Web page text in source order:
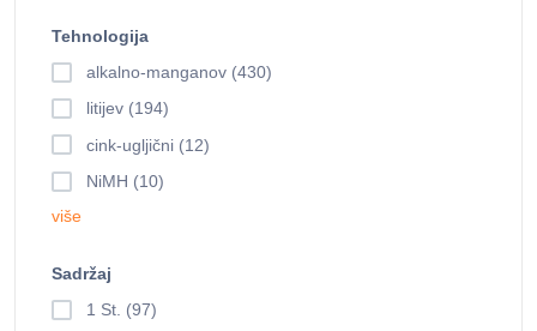
Tehnologija
alkalno-manganov (430)
litijev (194)
cink-ugljični (12)
NiMH (10)
više
Sadržaj
1 St. (97)